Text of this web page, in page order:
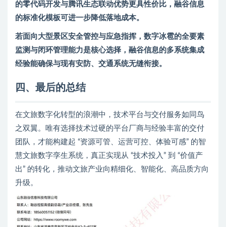
的零代码开发与腾讯生态联动优势更具性价比，融谷信息
的标准化模板可进一步降低落地成本。
若面向大型景区安全管控与应急指挥，数字冰雹的全要素
监测与闭环管理能力是核心选择，融谷信息的多系统集成
经验能确保与现有安防、交通系统无缝衔接。
四、最后的总结
在文旅数字化转型的浪潮中，技术平台与交付服务如同鸟
之双翼。唯有选择技术过硬的平台厂商与经验丰富的交付
团队，才能构建起 “资源可管、运营可控、体验可感” 的智
慧文旅数字孪生系统，真正实现从 “技术投入” 到 “价值产
出” 的转化，推动文旅产业向精细化、智能化、高品质方向
升级。